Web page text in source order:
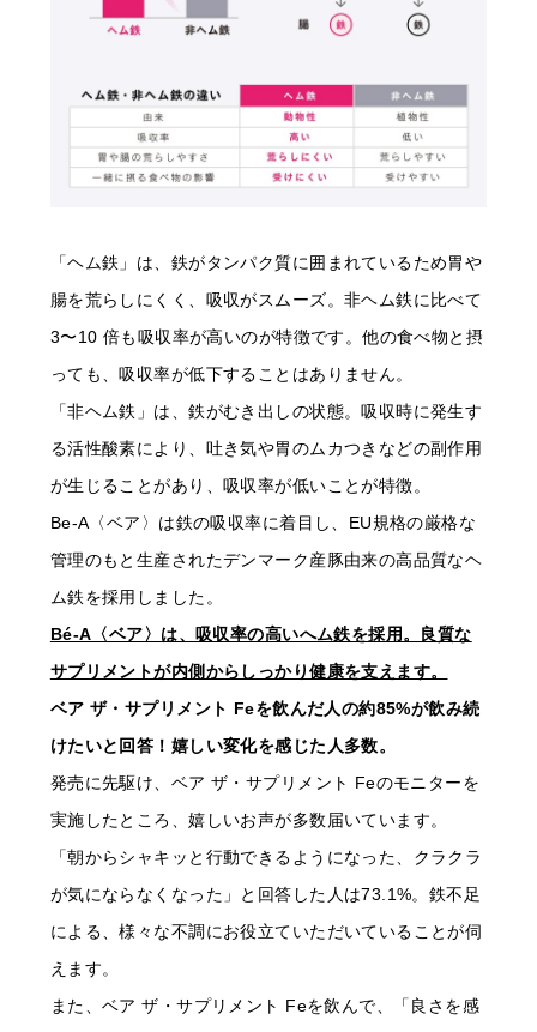
「ヘム鉄」は、鉄がタンパク質に囲まれているため胃や
腸を荒らしにくく、吸収がスムーズ。非ヘム鉄に比べて
3〜10 倍も吸収率が高いのが特徴です。他の食べ物と摂
っても、吸収率が低下することはありません。
「非ヘム鉄」は、鉄がむき出しの状態。吸収時に発生す
る活性酸素により、吐き気や胃のムカつきなどの副作用
が生じることがあり、吸収率が低いことが特徴。
Be-A〈ベア〉は鉄の吸収率に着目し、EU規格の厳格な
管理のもと生産されたデンマーク産豚由来の高品質なヘ
ム鉄を採用しました。
Bé-A〈ベア〉は、吸収率の高いへム鉄を採用。良質な
サプリメントが内側からしっかり健康を支えます。
ベア ザ・サプリメント Feを飲んだ人の約85%が飲み続
けたいと回答！嬉しい変化を感じた人多数。
発売に先駆け、ベア ザ・サプリメント Feのモニターを
実施したところ、嬉しいお声が多数届いています。
「朝からシャキッと行動できるようになった、クラクラ
が気にならなくなった」と回答した人は73.1%。鉄不足
による、様々な不調にお役立ていただいていることが伺
えます。
また、ベア ザ・サプリメント Feを飲んで、「良さを感